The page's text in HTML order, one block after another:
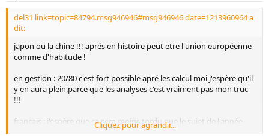
del31 link=topic=84794.msg946946#msg946946 date=1213960964 a
dit:
japon ou la chine !!! aprés en histoire peut etre l'union européenne
comme d'habitude !
en gestion : 20/80 c'est fort possible apré les calcul moi j'espère qu'il
y en aura plein,parce que les analyses c'est vraiment pas mon truc
!!!
français : j'espère que ça sera moins tordu que le sujet de l'année
Cliquez pour agrandir...